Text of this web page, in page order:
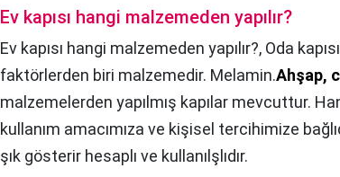
Ev kapısı hangi malzemeden yapılır?
Ev kapısı hangi malzemeden yapılır?, Oda
faktörlerden biri malzemedir. Melamin.Ahşap,
malzemelerden yapılmış kapılar mevcuttur.
kullanım amacımıza ve kişisel tercihimize
şık gösterir hesaplı ve kullanılşlıdır.